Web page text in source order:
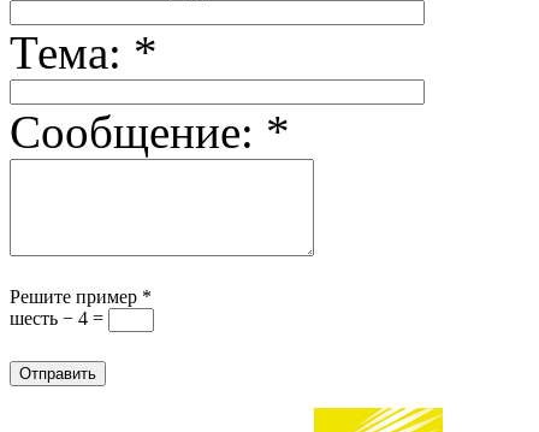
Тема: *
Сообщение: *
Решите пример *
шесть − 4 =